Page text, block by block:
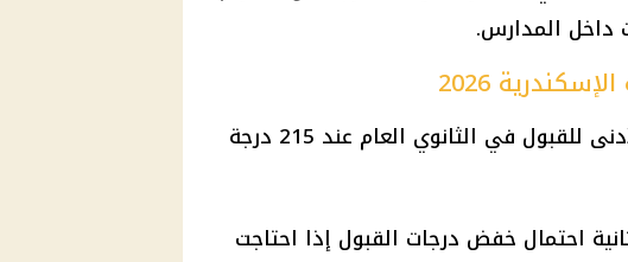
داخل المدارس.
2026
الحد الأدنى للقبول في الثانوي العام عند 215 درجة
احتمال خفض درجات القبول إذا احتاجت